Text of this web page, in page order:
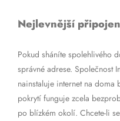
Nejlevnější
Pokud sháníte spolehlivého
správné adrese. Společnost
nainstaluje internet na
pokrytí funguje zcela
po blízkém okolí. Chcete-li